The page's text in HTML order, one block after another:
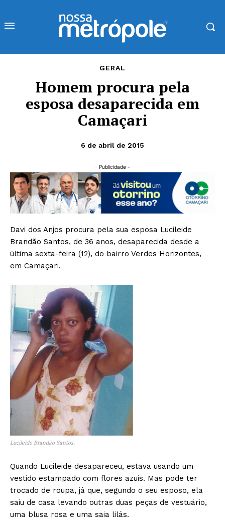
GERAL
Homem procura pela
esposa desaparecida em
Camaçari
6 de abril de 2015
- Publicidade -
Davi dos Anjos procura pela sua esposa Lucileide
Brandão Santos, de 36 anos, desaparecida desde a
última sexta-feira (12), do bairro Verdes Horizontes,
em Camaçari.
Lucileide Brandão Santos.
Quando Lucileide desapareceu, estava usando um
vestido estampado com flores azuis. Mas pode ter
trocado de roupa, já que, segundo o seu esposo, ela
saiu de casa levando outras duas peças de vestuário,
uma blusa rosa e uma saia lilás.